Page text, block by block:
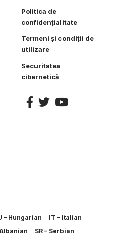
Politica de
confidențialitate
Termeni și condiții de
utilizare
Securitatea
cibernetică
– Hungarian
IT – Italian
SR – Serbian